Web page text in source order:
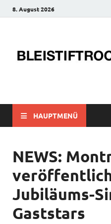
8. August 2026
HAUPTMENÜ
NEWS:
Jubiläums-
Gaststars